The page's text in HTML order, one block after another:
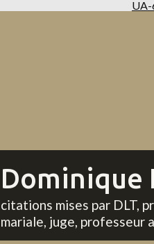
Dominique
citations mises par DLT,
mariale, juge, professeur